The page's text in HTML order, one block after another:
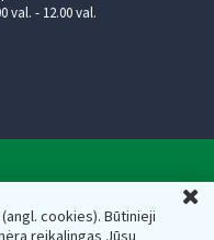
(angl. cookies). Būtinieji
val. - 12.00 val.